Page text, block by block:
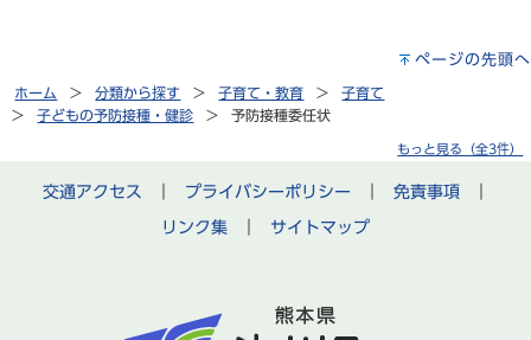
ページの先頭へ
ホーム 分類から探す 子育て・教育
子育て
子どもの予防接種・健診
予防接種委任状
もっと見る（全3件）
交通アクセス プライバシーポリシー 免責事項
リンク集
サイトマップ